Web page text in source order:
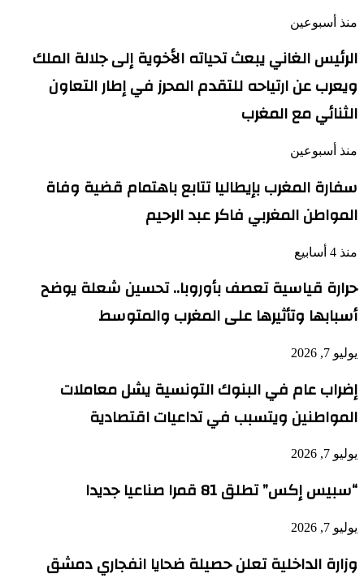
منذ أسبوعين
الرئيس الغاني يبعث تحياته الأخوية إلى جلالة الملك
ويعرب عن ارتياحه للتقدم المحرز في إطار التعاون
الثنائي مع المغرب
منذ أسبوعين
سفارة المغرب بإيطاليا تتابع باهتمام قضية وفاة
المواطن المغربي فاكر عبد الرحيم
منذ 4 أسابيع
حرارة قياسية تعصف بأوروبا.. تحسين شعلة يوضح
أسبابها وتأثيرها على المغرب والمتوسط
يوليو 7, 2026
إضراب عام في البنوك التونسية يشل معاملات
المواطنين ويتسبب في تداعيات اقتصادية
يوليو 7, 2026
“سبيس إكس” تطلق 81 قمرا صناعيا جديدا
يوليو 7, 2026
وزارة الداخلية تعلن حصيلة ضحايا انفجاري دمشق